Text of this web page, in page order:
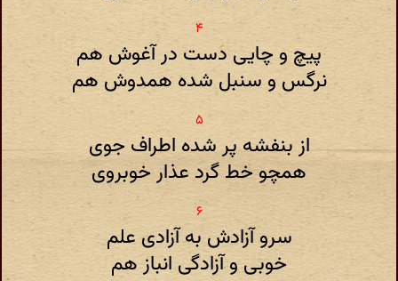
پیچ و چایی دست در آغوش هم
نرگس و سنبل شده همدوش هم
از بنفشه پر شده اطراف جوی
همچو خط گرد عذار خوبروی
سرو آزادش به آزادی علم
خوبی و آزادگی انباز هم